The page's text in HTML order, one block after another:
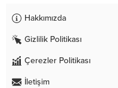
Hakkımızda
Gizlilik Politikası
Çerezler Politikası
İletişim